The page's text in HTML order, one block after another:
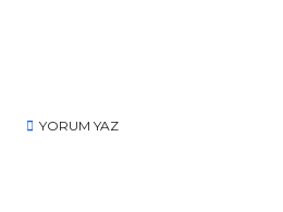
YORUM YAZ